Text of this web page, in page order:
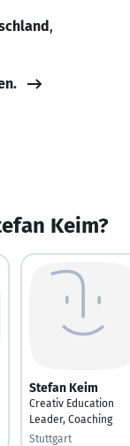
,
Keim?
Stefan Keim
Creativ Education
Leader, Coaching
Stuttgart